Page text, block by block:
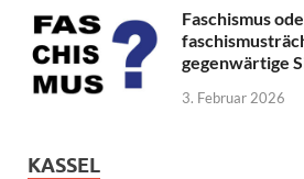
Faschismus
gegenwärtige
3. Februar 2026
KASSEL